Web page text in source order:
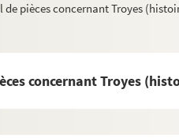
de pièces concernant Troyes
concernant Troyes
de la cathédrale à Troyes